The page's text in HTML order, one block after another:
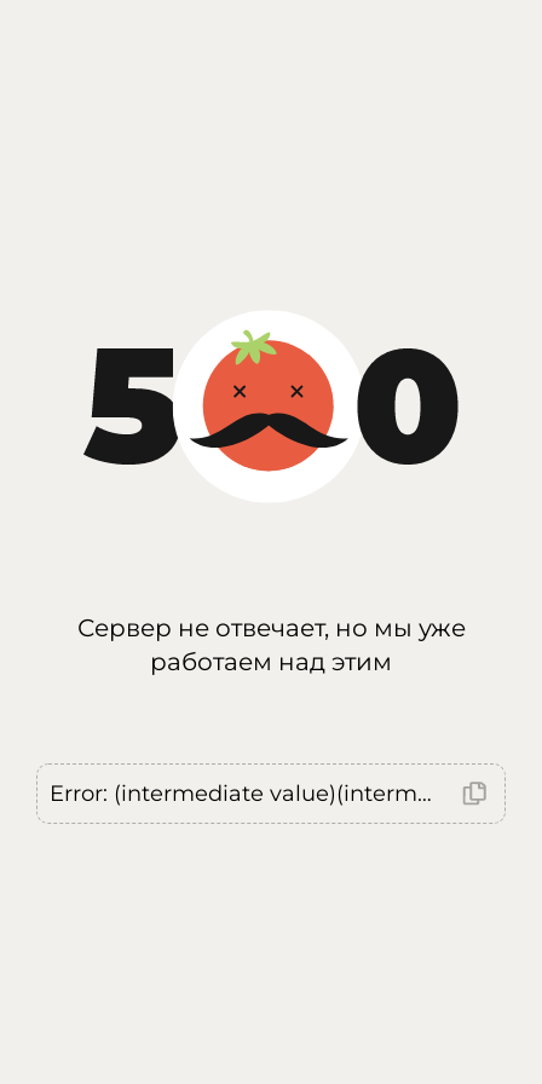
Сервер не отвечает, но мы уже
работаем над этим
Error: (intermediate value)(intermediate value)(intermediate value).replaceAll is not a function